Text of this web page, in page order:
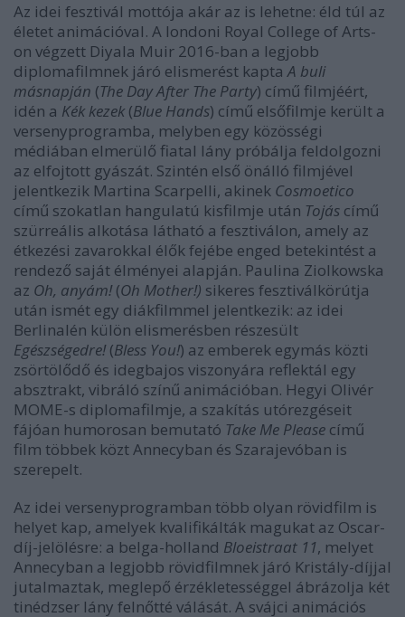
Az idei fesztivál mottója akár az is lehetne: éld túl az
életet animációval. A londoni Royal College of Arts-
on végzett Diyala Muir 2016-ban a legjobb
diplomafilmnek járó elismerést kaptaA buli
másnapján (The Day After The Party) című filmjéért,
idén a Kék kezek (Blue Hands) című elsőfilmje került a
versenyprogramba, melyben egy közösségi
médiában elmerülő fiatal lány próbálja feldolgozni
az elfojtott gyászát. Szintén első önálló filmjével
jelentkezik Martina Scarpelli, akinek Cosmoetico
című szokatlan hangulatú kisfilmje után Tojás című
szürreális alkotása látható a fesztiválon, amely az
étkezési zavarokkal élők fejébe enged betekintést a
rendező saját élményei alapján. Paulina Ziolkowska
az Oh, anyám!(Oh Mother!) sikeres fesztiválkörútja
után ismét egy diákfilmmel jelentkezik: az idei
Berlinalén külön elismerésben részesült
Egészségedre!(Bless You!) az emberek egymás közti
zsörtölődő és idegbajos viszonyára reflektál egy
absztrakt, vibráló színű animációban. Hegyi Olivér
MOME-s diplomafilmje, a szakítás utórezgéseit
fájóan humorosan bemutató Take Me Please című
film többek közt Annecyban és Szarajevóban is
szerepelt.
Az idei versenyprogramban több olyan rövidfilm is
helyet kap, amelyek kvalifikálták magukat az Oscar-
díj-jelölésre: a belga-holland Bloeistraat 11, melyet
Annecyban a legjobb rövidfilmnek járó Kristály-díjjal
jutalmaztak, meglepő érzékletességgel ábrázolja két
tinédzser lány felnőtté válását. A svájci animációs